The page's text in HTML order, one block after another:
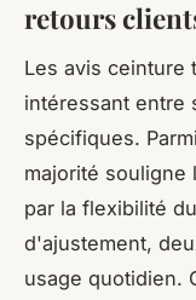
retours
Les avis ceinture
intéressant entre
spécifiques.
majorité souligne
par la flexibilité
d'ajustement,
usage quotidien.